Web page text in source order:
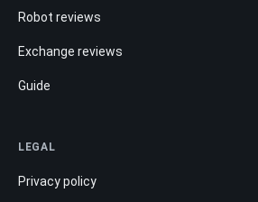
Robot reviews
Exchange reviews
Guide
LEGAL
Privacy policy